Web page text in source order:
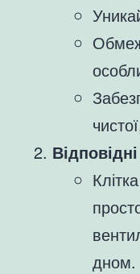
дном.